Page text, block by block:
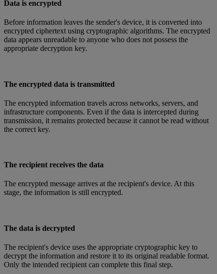
Data is encrypted
Before information leaves the sender's device, it is converted into
encrypted ciphertext using cryptographic algorithms. The encrypted
data appears unreadable to anyone who does not possess the
appropriate decryption key.
The encrypted data is transmitted
The encrypted information travels across networks, servers, and
infrastructure components. Even if the data is intercepted during
transmission, it remains protected because it cannot be read without
the correct key.
The recipient receives the data
The encrypted message arrives at the recipient's device. At this
stage, the information is still encrypted.
The data is decrypted
The recipient's device uses the appropriate cryptographic key to
decrypt the information and restore it to its original readable format.
Only the intended recipient can complete this final step.